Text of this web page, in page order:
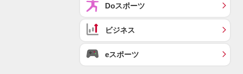
Doスポーツ
ビジネス
eスポーツ